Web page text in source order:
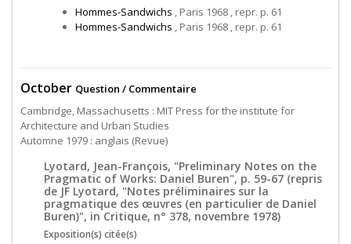
Hommes-Sandwichs , Paris 1968 , repr. p. 61
Hommes-Sandwichs , Paris 1968 , repr. p. 61
October Question / Commentaire
Cambridge, Massachusetts : MIT Press for the institute for
Architecture and Urban Studies
Automne 1979 : anglais (Revue)
Lyotard, Jean-François, "Preliminary Notes on the
Pragmatic of Works: Daniel Buren", p. 59-67 (repris
de JF Lyotard, "Notes préliminaires sur la
pragmatique des œuvres (en particulier de Daniel
Buren)", in Critique, n° 378, novembre 1978)
Exposition(s) citée(s)